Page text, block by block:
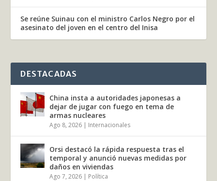
Se reúne Suinau con el ministro Carlos Negro por el
asesinato del joven en el centro del Inisa
DESTACADAS
China insta a autoridades japonesas a
dejar de jugar con fuego en tema de
armas nucleares
Ago 8, 2026 | Internacionales
Orsi destacó la rápida respuesta tras el
temporal y anunció nuevas medidas por
daños en viviendas
Ago 7, 2026 | Política